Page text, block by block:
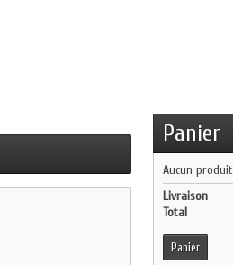
Panier
Aucun produit
Livraison
Total
Panier